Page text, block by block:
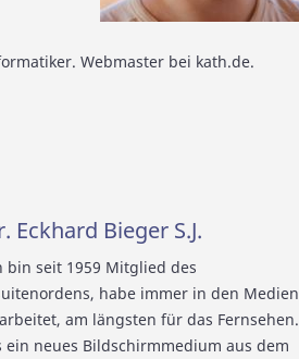
Webmaster bei kath.de.
Eckhard Bieger S.J.
bin seit 1959 Mitglied des
habe immer in den Medien
am längsten für das Fernsehen.
ein neues Bildschirmmedium aus dem